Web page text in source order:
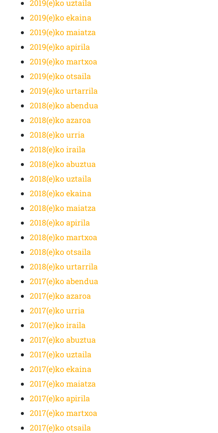
2019(e)ko uztaila
2019(e)ko ekaina
2019(e)ko maiatza
2019(e)ko apirila
2019(e)ko martxoa
2019(e)ko otsaila
2019(e)ko urtarrila
2018(e)ko abendua
2018(e)ko azaroa
2018(e)ko urria
2018(e)ko iraila
2018(e)ko abuztua
2018(e)ko uztaila
2018(e)ko ekaina
2018(e)ko maiatza
2018(e)ko apirila
2018(e)ko martxoa
2018(e)ko otsaila
2018(e)ko urtarrila
2017(e)ko abendua
2017(e)ko azaroa
2017(e)ko urria
2017(e)ko iraila
2017(e)ko abuztua
2017(e)ko uztaila
2017(e)ko ekaina
2017(e)ko maiatza
2017(e)ko apirila
2017(e)ko martxoa
2017(e)ko otsaila